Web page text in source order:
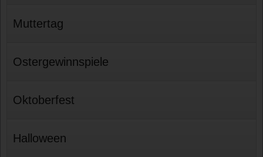
Muttertag
Ostergewinnspiele
Oktoberfest
Halloween